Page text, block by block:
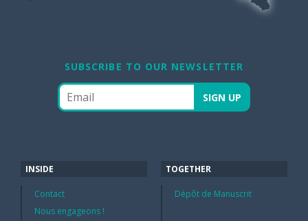
SUBSCRIBE TO OUR NEWSLETTER
INSIDE
Contact
Nous engageons !
TOGETHER
Dépôt de Manuscrit